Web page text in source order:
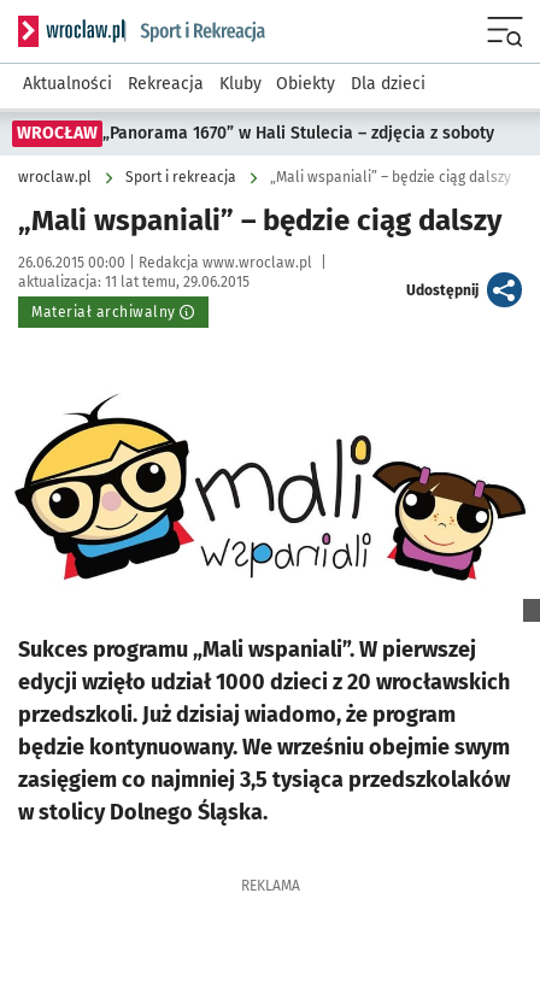
Serwis informacyjny wroclaw.pl podserwis: Sport i rekreacja
Aktualności Rekreacja Kluby Obiekty Dla dzieci
WROCŁAW „Panorama 1670” w Hali Stulecia – zdjęcia z soboty
wroclaw.pl Sport i rekreacja „Mali wspaniali” – będzie ciąg dalszy
„Mali wspaniali” – będzie ciąg dalszy
Data publikacji:
26.06.2015 00:00 | Autor:
Redakcja www.wroclaw.pl
aktualizacja: 11 lat temu, 29.06.2015
Materiał archiwalny
Udostępnijartykuł
Sukces programu „Mali wspaniali”. W pierwszej
edycji wzięło udział 1000 dzieci z 20 wrocławskich
przedszkoli. Już dzisiaj wiadomo, że program
będzie kontynuowany. We wrześniu obejmie swym
zasięgiem co najmniej 3,5 tysiąca przedszkolaków
w stolicy Dolnego Śląska.
REKLAMA